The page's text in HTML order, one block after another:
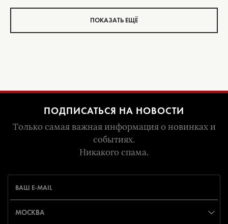
ПОКАЗАТЬ ЕЩЁ
ПОДПИСАТЬСЯ НА НОВОСТИ
Только самая важная информация о новинках и
событиях.
Никакого спама.